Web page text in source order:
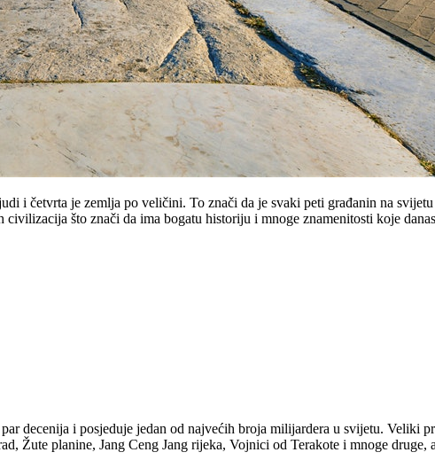
i četvrta je zemlja po veličini. To znači da je svaki peti građanin na
što znači da ima bogatu historiju i mnoge znamenitosti koje
decenija i posjeduje jedan od najvećih broja milijardera u svijetu. Veliki
Žute planine, Jang Ceng Jang rijeka, Vojnici od Terakote i mnoge druge,